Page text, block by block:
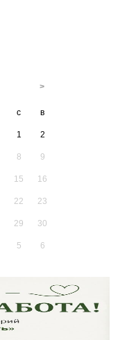
с в
1 2
8 9
15 16
22 23
29 30
5 6